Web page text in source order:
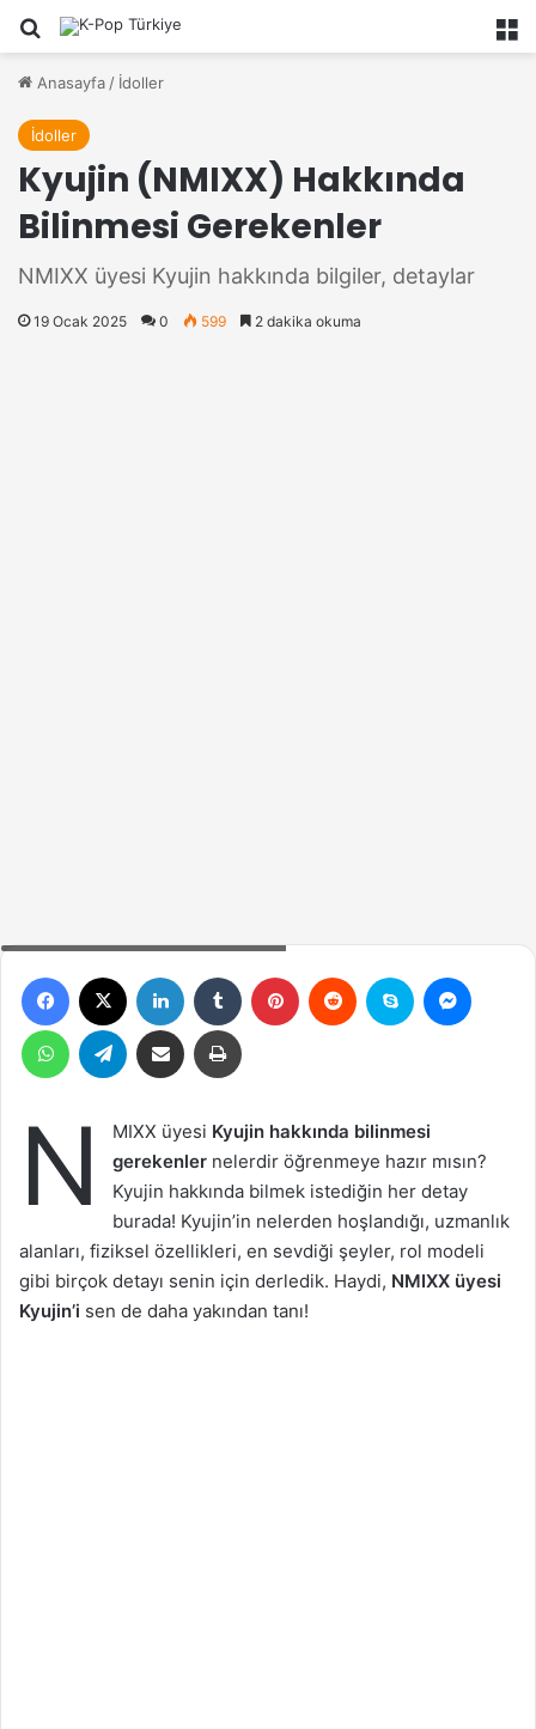
Ara
Anasayfa / İdoller
İdoller
Kyujin (NMIXX) Hakkında
Bilinmesi Gerekenler
NMIXX üyesi Kyujin hakkında bilgiler, detaylar
19 Ocak 2025 0 599 2 dakika okuma
Facebook LinkedIn Tumblr Pinterest Reddit Skype
WhatsAppTelegram Email ile gönder Yazdır
N MIXX üyesi Kyujin hakkında bilinmesi
gerekenler nelerdir öğrenmeye hazır mısın?
Kyujin hakkında bilmek istediğin her detay
burada! Kyujin’in nelerden hoşlandığı, uzmanlık
alanları, fiziksel özellikleri, en sevdiği şeyler, rol modeli
gibi birçok detayı senin için derledik. Haydi, NMIXX üyesi
Kyujin’i sen de daha yakından tanı!